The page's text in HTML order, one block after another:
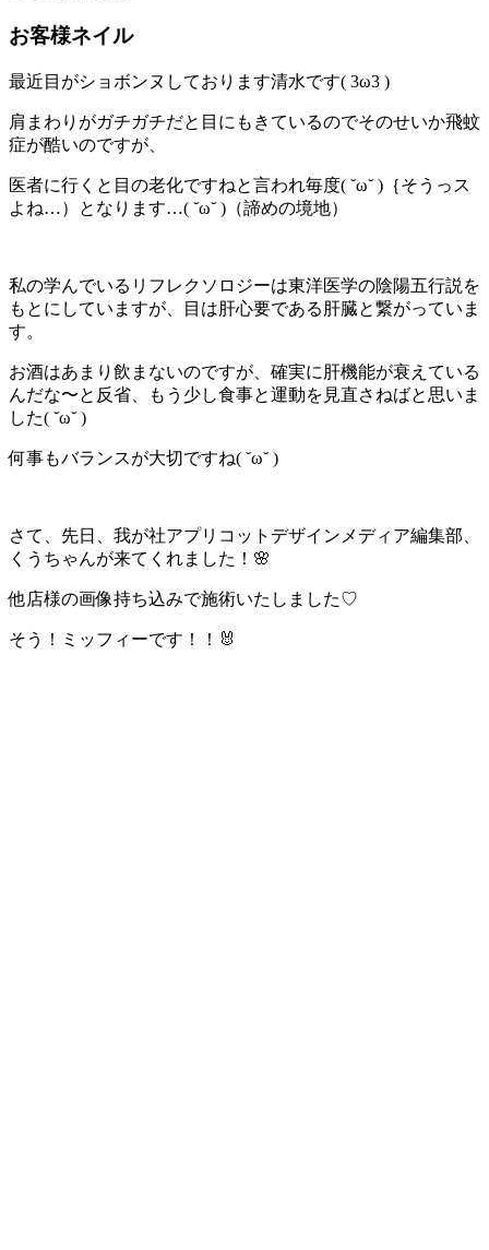
お客様ネイル
最近目がショボンヌしております清水です( 3ω3 )
肩まわりがガチガチだと目にもきているのでそのせいか飛蚊
症が酷いのですが、
医者に行くと目の老化ですねと言われ毎度( ˘ω˘ )｛そうっス
よね…）となります…( ˘ω˘ )（諦めの境地）
私の学んでいるリフレクソロジーは東洋医学の陰陽五行説を
もとにしていますが、目は肝心要である肝臓と繋がっていま
す。
お酒はあまり飲まないのですが、確実に肝機能が衰えている
んだな〜と反省、もう少し食事と運動を見直さねばと思いま
した( ˘ω˘ )
何事もバランスが大切ですね( ˘ω˘ )
さて、先日、我が社アプリコットデザインメディア編集部、
くうちゃんが来てくれました！🌸
他店様の画像持ち込みで施術いたしました♡
そう！ミッフィーです！！🐰